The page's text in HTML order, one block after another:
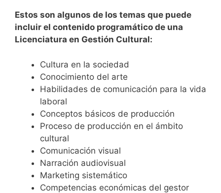
Estos son algunos de los temas que puede
incluir el contenido programático de una
Licenciatura en Gestión Cultural:
Cultura en la sociedad
Conocimiento del arte
Habilidades de comunicación para la vida
laboral
Conceptos básicos de producción
Proceso de producción en el ámbito
cultural
Comunicación visual
Narración audiovisual
Marketing sistemático
Competencias económicas del gestor